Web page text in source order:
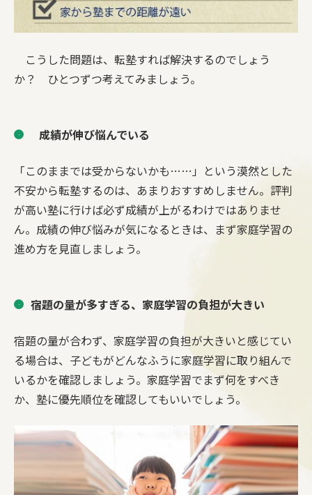
こうした問題は、転塾すれば解決するのでしょう
か？ ひとつずつ考えてみましょう。
成績が伸び悩んでいる
「このままでは受からないかも……」という漠然とした
不安から転塾するのは、あまりおすすめしません。評判
が高い塾に行けば必ず成績が上がるわけではありませ
ん。成績の伸び悩みが気になるときは、まず家庭学習の
進め方を見直しましょう。
宿題の量が多すぎる、家庭学習の負担が大きい
宿題の量が合わず、家庭学習の負担が大きいと感じてい
る場合は、子どもがどんなふうに家庭学習に取り組んで
いるかを確認しましょう。家庭学習でまず何をすべき
か、塾に優先順位を確認してもいいでしょう。